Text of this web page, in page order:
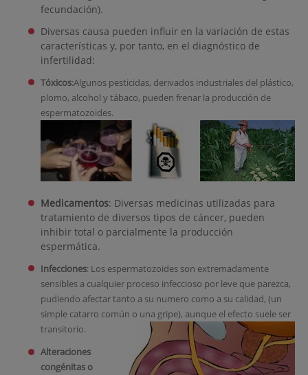
fecundación).
Diversas causa pueden influir en la variación de estas
características y, por tanto, en el diagnóstico de
infertilidad:
Tóxicos:Algunos pesticidas, derivados industriales del plástico,
plomo, alcohol y tábaco, pueden frenar la producción de
espermatozoides.
Medicamentos: Diversas medicinas utilizadas para
tratamiento de diversos tipos de cáncer, pueden
inhibir total o parcialmente la producción
espermática.
Infecciones: Los espermatozoides son extremadamente
sensibles a cualquier proceso infeccioso por leve que parezca,
pudiendo afectar tanto a su numero como a su calidad, (un
simple catarro común o una gripe), aunque el efecto suele ser
transitorio.
Alteraciones
congénitas o